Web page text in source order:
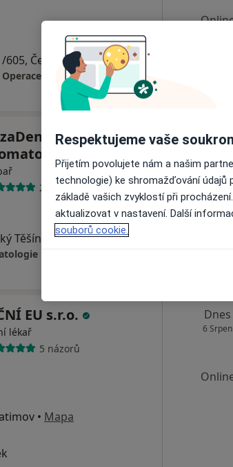
Český Těšín•Mapa
očních víček
s.r.o.,
2 názory
Těšín Mapa
Dnes
EU s.r.o.
lékař
5 názorů
• Mapa
Dnes
6 Srpen
Respektujeme vaše
Přijetím povolujete nám a našim
technologie) ke shromažďování
základě vašich zvyklostí při
aktualizovat v nastavení. Další
souborů cookie.